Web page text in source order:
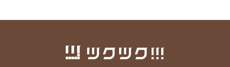
【6/21】第137回岩槻安穏朝市・父の日ワーク
ショップまつり開催！パパ自慢大会で賞品をゲ